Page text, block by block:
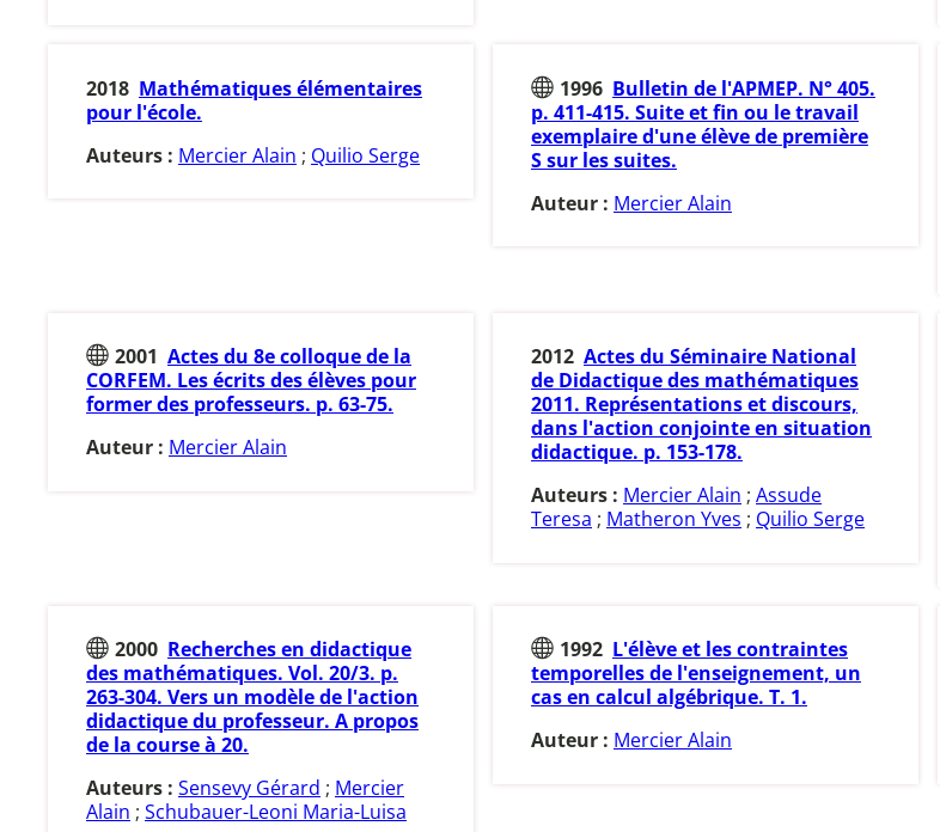
2018 Mathématiques élémentaires
pour l'école.
Auteurs : Mercier Alain ; Quilio Serge
1996 Bulletin de l'APMEP. N° 405.
p. 411-415. Suite et fin ou le travail
exemplaire d'une élève de première
S sur les suites.
Auteur : Mercier Alain
2001 Actes du 8e colloque de la
CORFEM. Les écrits des élèves pour
former des professeurs. p. 63-75.
Auteur : Mercier Alain
2012 Actes du Séminaire National
de Didactique des mathématiques
2011. Représentations et discours,
dans l'action conjointe en situation
didactique. p. 153-178.
Auteurs : Mercier Alain ; Assude
Teresa ; Matheron Yves ; Quilio Serge
2000 Recherches en didactique
des mathématiques. Vol. 20/3. p.
263-304. Vers un modèle de l'action
didactique du professeur. A propos
de la course à 20.
Auteurs : Sensevy Gérard ; Mercier
Alain ; Schubauer-Leoni Maria-Luisa
1992 L'élève et les contraintes
temporelles de l'enseignement, un
cas en calcul algébrique. T. 1.
Auteur : Mercier Alain